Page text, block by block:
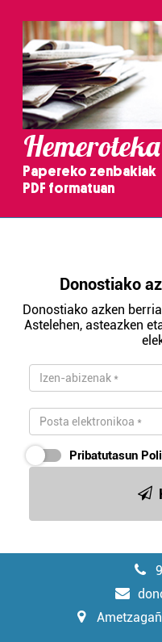
fitxategiak erabiltzen
zerbitzuak hobetzeko
baliatzen gara. Ohar hau
erabiltzeko baimen
irakurri
Hemeroteka
Papereko zenbakiak
PDF formatuan
Donostiako
Donostiako azken
Astelehen, asteazken
Pribatutasun